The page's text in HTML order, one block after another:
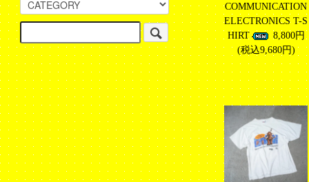
COMMUNICATION
ELECTRONICS T-S
HIRT
8,800円
(税込9,680円)